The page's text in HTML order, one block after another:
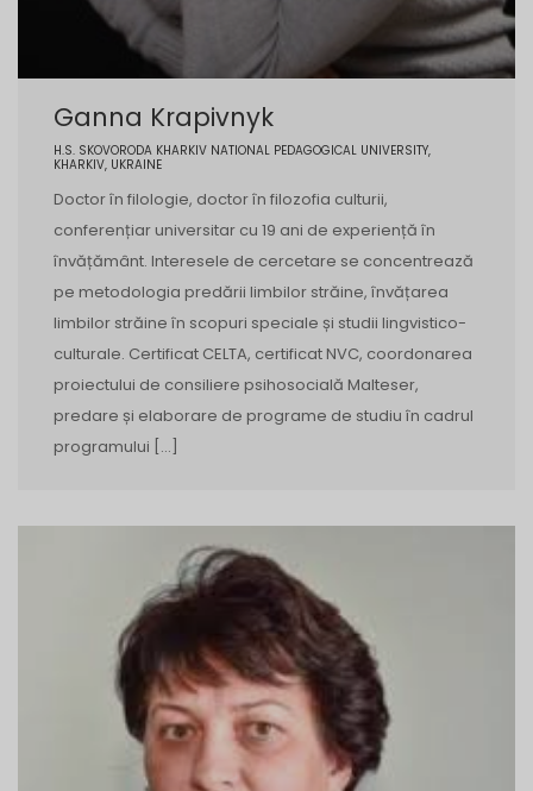
Ganna Krapivnyk
H.S. SKOVORODA KHARKIV NATIONAL PEDAGOGICAL UNIVERSITY,
KHARKIV, UKRAINE
Doctor în filologie, doctor în filozofia culturii,
conferențiar universitar cu 19 ani de experiență în
învățământ. Interesele de cercetare se concentrează
pe metodologia predării limbilor străine, învățarea
limbilor străine în scopuri speciale și studii lingvistico-
culturale. Certificat CELTA, certificat NVC, coordonarea
proiectului de consiliere psihosocială Malteser,
predare și elaborare de programe de studiu în cadrul
programului […]